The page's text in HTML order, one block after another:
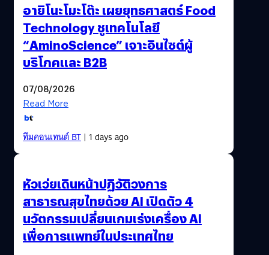
อายิโนะโมะโต๊ะ เผยยุทธศาสตร์ Food
Technology ชูเทคโนโลยี
“AminoScience” เจาะอินไซต์ผู้
บริโภคและ B2B
07/08/2026
Read More
ทีมคอนเทนต์ BT| 1 days ago
หัวเว่ยเดินหน้าปฏิวัติวงการ
สาธารณสุขไทยด้วย AI เปิดตัว 4
นวัตกรรมเปลี่ยนเกมเร่งเครื่อง AI
เพื่อการแพทย์ในประเทศไทย